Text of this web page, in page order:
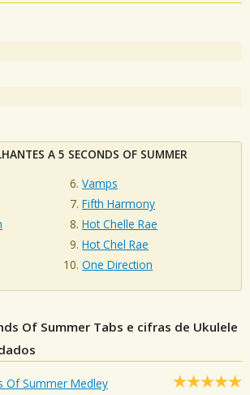
A 5 SECONDS OF SUMMER
Vamps
Fifth Harmony
Hot Chelle Rae
Hot Chel Rae
One Direction
Of Summer Tabs e cifras de Ukulele
Of Summer Medley